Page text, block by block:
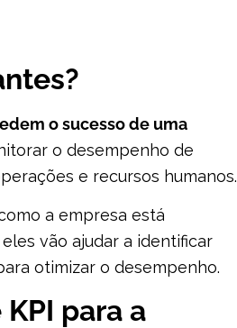
o sucesso de uma
o desempenho de
e recursos humanos.
a empresa está
eles vão ajudar a identificar
otimizar o desempenho.
para a